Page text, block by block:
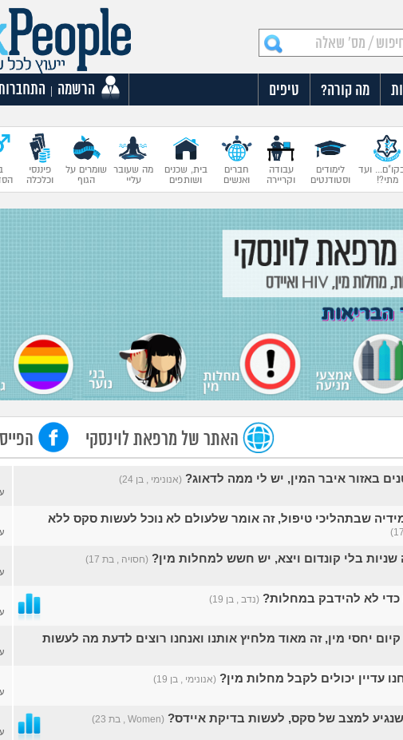
מה קורה? טיפים הרשמה
ועד
מתי?!
לימודים
וסטודנטים
עבודה
וקריירה
חברים
ואנשים
בית, שכנים
ושותפים
מה שעובר
עליי
שומרים על
הגוף
פיננסי
וכלכלה
האתר של מרפאת לוינסקי
באזור איבר המין, יש לי ממה לדאוג? (אנונימי , בן 24)
שבתהליכי טיפול, זה אומר שלעולם לא נוכל לעשות סקס ללא
בלי קונדום ויצא, יש חשש למחלות מין? (חסויה , בת 17)
(נדב , בן 19)
יחסי מין, זה מאוד מלחיץ אותנו ואנחנו רוצים לדעת מה לעשות
עדיין יכולים לקבל מחלות מין? (אנונימי , בן 19)
למצב של סקס, לעשות בדיקת איידס? (Women , בת 23)